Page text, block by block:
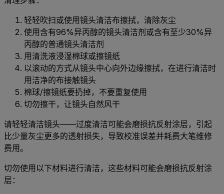
轻轻吹扫或使用镜头清洁布擦拭，清除灰尘
使用含有96%异丙醇的镜头清洁剂或含有至少30%异
丙醇的普通镜头清洁剂
用清洗液浸湿棉球或擦镜纸
以滚动的方式从镜头中心向外边缘擦拭，在进行清洁时
用洁净的布接触镜头
棉球/擦镜纸要扔掉，不要重复使用
切勿擦干，让镜头自然风干
请轻轻清洁镜头——过度清洁可能会磨损抗反射涂层，引起
比少量灰尘更多的透射损失，导致校准误差并耗费大笔维修
费用。
切勿使用以下材料进行清洁，这些材料可能会磨损抗反射涂
层：